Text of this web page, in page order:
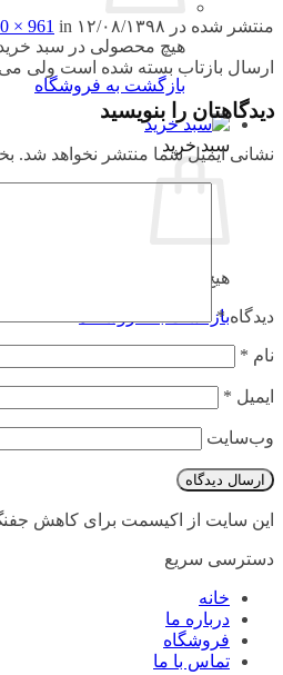
هیچ محصولی در سبد
بازگشت به فروشگاه
سبد خرید
هیچ محصولی در سبد خرید
بازگشت به فروشگاه
منتشر شده در ۱۲/۰۸/۱۳۹۸ × 961 in
ارسال بازتاب بسته شده است ولی می
دیدگاهتان را بنویسید
نشانی ایمیل شما منتشر نخواهد شد.
دیدگاه*
نام *
ایمیل *
وب‌سایت
این سایت از اکیسمت برای کاهش
دسترسی سریع
خانه
درباره ما
فروشگاه
تماس با ما